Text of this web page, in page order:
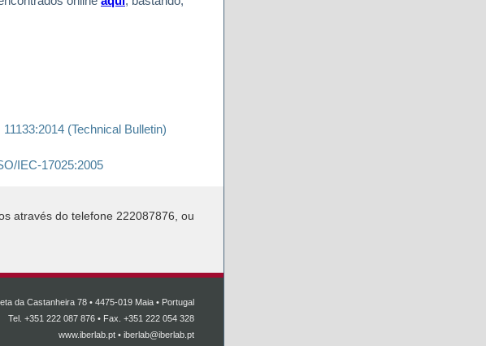
(Technical Bulletin)
IEC-17025:2005
através do telefone 222087876, ou
da Castanheira 78 • 4475-019 Maia • Portugal
Tel. +351 222 087 876 • Fax. +351 222 054 328
www.iberlab.pt• iberlab@iberlab.pt